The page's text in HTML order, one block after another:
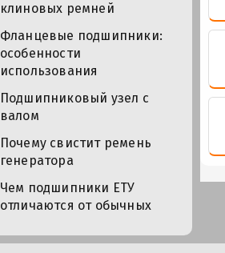
клиновых ремней
Фланцевые подшипники:
особенности
использования
Подшипниковый узел с
валом
Почему свистит ремень
генератора
Чем подшипники ЕТУ
отличаются от обычных